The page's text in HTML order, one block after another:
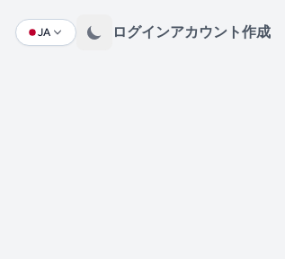
JA
Change language ログインアカウント作成